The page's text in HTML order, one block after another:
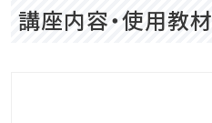
講座内容・使用教材